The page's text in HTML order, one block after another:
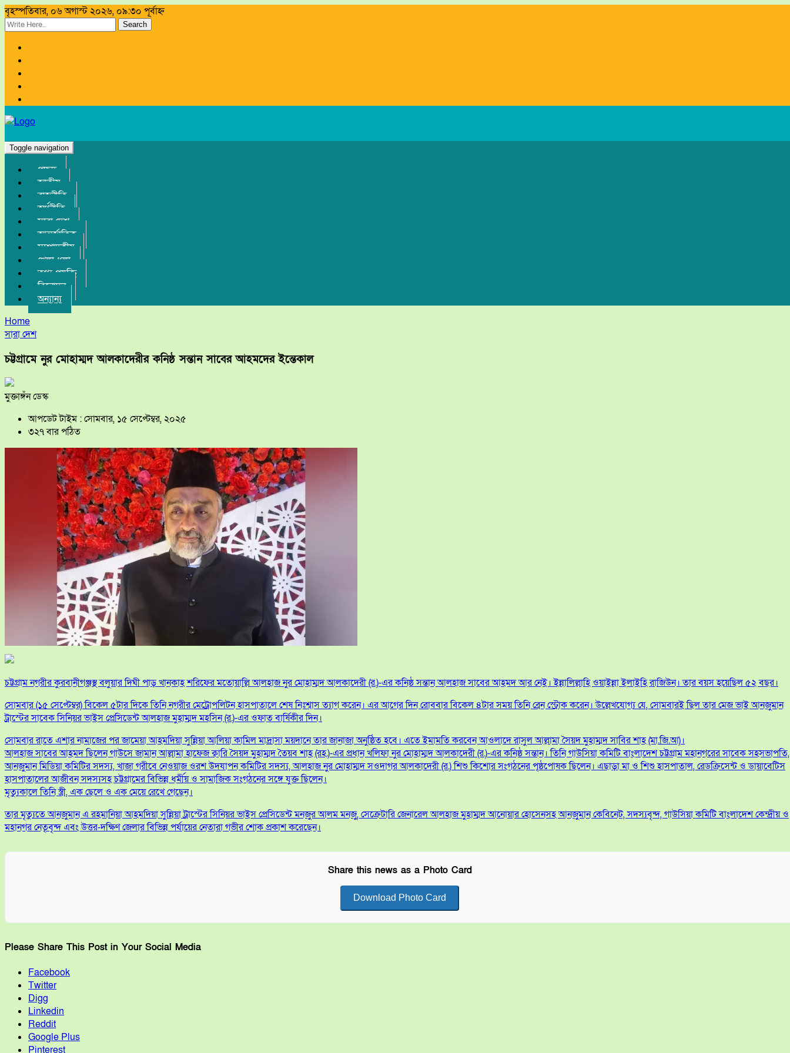
বৃহস্পতিবার, ০৬ অগাস্ট ২০২৬, ০৯:৩০ পূর্বাহ্ন
Search
Toggle navigation
প্রচ্ছদ
জাতীয়
রাজনীতি
অর্থনীতি
সারা দেশ
আন্তর্জাতিক
সম্পাদকীয়
খেলা-ধুলা
তথ্য-প্রযুক্তি
বিনোদন
অন্যান্য
Home
সারা দেশ
চট্টগ্রামে নুর মোহাম্মদ আলকাদেরীর কনিষ্ঠ সন্তান সাবের আহমদের ইন্তেকাল
মুক্তাঙ্গঁন ডেস্ক
আপডেট টাইম : সোমবার, ১৫ সেপ্টেম্বর, ২০২৫
৩২৭ বার পঠিত
চট্টগ্রাম নগরীর কুরবানীগঞ্জস্থ বলুয়ার দিঘী পাড় খানকাহ শরিফের মতোয়াল্লি আলহাজ নুর মোহাম্মদ আলকাদেরী (র.)-এর কনিষ্ঠ সন্তান আলহাজ সাবের আহমদ আর নেই। ইন্নালিল্লাহি ওয়াইন্না ইলাইহি রাজিউন। তার বয়স হয়েছিল ৫২ বছর।
সোমবার (১৫ সেপ্টেম্বর) বিকেল ৫টার দিকে তিনি নগরীর মেট্রোপলিটন হাসপাতালে শেষ নিঃশ্বাস ত্যাগ করেন। এর আগের দিন রোববার বিকেল ৪টার সময় তিনি ব্রেন স্ট্রোক করেন। উল্লেখযোগ্য যে, সোমবারই ছিল তার মেজ ভাই আনজুমান
ট্রাস্টের সাবেক সিনিয়র ভাইস প্রেসিডেন্ট আলহাজ মুহাম্মদ মহসিন (র.)-এর ওফাত বার্ষিকীর দিন।
সোমবার রাতে এশার নামাজের পর জামেয়া আহমদিয়া সুন্নিয়া আলিয়া কামিল মাদ্রাসা ময়দানে তার জানাজা অনুষ্ঠিত হবে। এতে ইমামতি করবেন আওলাদে রাসুল আল্লামা সৈয়দ মুহাম্মদ সাবির শাহ (মা.জি.আ)।
আলহাজ সাবের আহমদ ছিলেন গাউসে জামান আল্লামা হাফেজ ক্বারি সৈয়দ মুহাম্মদ তৈয়ব শাহ (রহ.)-এর প্রধান খলিফা নুর মোহাম্মদ আলকাদেরী (র.)-এর কনিষ্ঠ সন্তান। তিনি গাউসিয়া কমিটি বাংলাদেশ চট্টগ্রাম মহানগরের সাবেক সহসভাপতি,
আনজুমান মিডিয়া কমিটির সদস্য, খাজা গরীবে নেওয়াজ ওরশ উদযাপন কমিটির সদস্য, আলহাজ নুর মোহাম্মদ সওদাগর আলকাদেরী (র.) শিশু কিশোর সংগঠনের পৃষ্ঠপোষক ছিলেন। এছাড়া মা ও শিশু হাসপাতাল, রেডক্রিসেন্ট ও ডায়াবেটিস
হাসপাতালের আজীবন সদস্যসহ চট্টগ্রামের বিভিন্ন ধর্মীয় ও সামাজিক সংগঠনের সঙ্গে যুক্ত ছিলেন।
মৃত্যুকালে তিনি স্ত্রী, এক ছেলে ও এক মেয়ে রেখে গেছেন।
তার মৃত্যুতে আনজুমান এ রহমানিয়া আহমদিয়া সুন্নিয়া ট্রাস্টের সিনিয়র ভাইস প্রেসিডেন্ট মনজুর আলম মনজু, সেক্রেটারি জেনারেল আলহাজ মুহাম্মদ আনোয়ার হোসেনসহ আনজুমান কেবিনেট, সদস্যবৃন্দ, গাউসিয়া কমিটি বাংলাদেশ কেন্দ্রীয় ও
মহানগর নেতৃবৃন্দ এবং উত্তর-দক্ষিণ জেলার বিভিন্ন পর্যায়ের নেতারা গভীর শোক প্রকাশ করেছেন।
Share this news as a Photo Card
Download Photo Card
Please Share This Post in Your Social Media
Facebook
Twitter
Digg
Linkedin
Reddit
Google Plus
Pinterest